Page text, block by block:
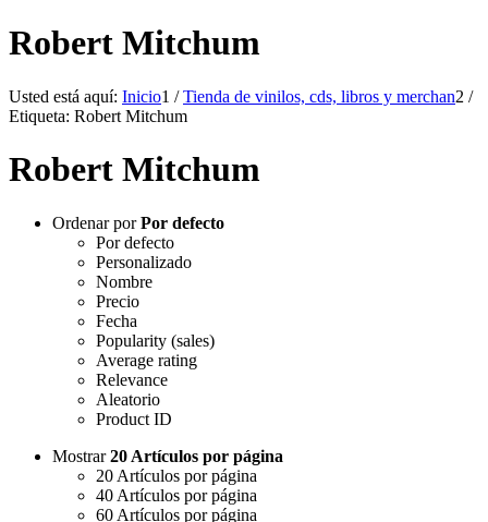
Robert Mitchum
Usted está aquí: Inicio1 / Tienda de vinilos, cds, libros y merchan2 /
Etiqueta: Robert Mitchum
Robert Mitchum
Ordenar porPor defecto
Por defecto
Personalizado
Nombre
Precio
Fecha
Popularity (sales)
Average rating
Relevance
Aleatorio
Product ID
Mostrar20 Artículos por página
20 Artículos por página
40 Artículos por página
60 Artículos por página